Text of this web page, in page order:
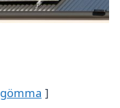
gömma